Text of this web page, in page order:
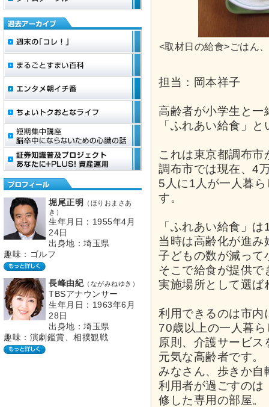
堀尾正明
（ほりおまさあ
き）
生年月日：1955年4月
24日
出身地：埼玉県
趣味：ゴルフ
長峰由紀（ながみねゆき）
TBSアナウンサー
生年月日：1963年6月
28日
出身地：埼玉県
趣味：演劇鑑賞、相撲観戦
<取材日の給食>ごはん
担当：岡本祥子
高齢者が小学生と一
「ふれあい給食」
これは東京都調布
調布市では現在、4
5人に1人が一人暮
す。
「ふれあい給食」
当時は高齢化が進み
子どもの数が減って
そこで給食が提供で
実施場所として選ば
利用できるのは市内
70歳以上の一人暮
原則、介護サービ
元気な高齢者です。
みなさん、歩きか自
利用者が過ごすのは
修した専用の部屋。